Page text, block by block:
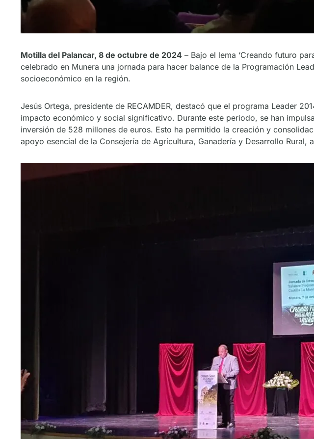
Motilla del Palancar, 8 de octubre de 2024 – Bajo el lema ‘Creando futuro
celebrado en Munera una jornada para hacer balance de la Programación
socioeconómico en la región.
Jesús Ortega, presidente de RECAMDER, destacó que el programa Leader
impacto económico y social significativo. Durante este periodo, se han
inversión de 528 millones de euros. Esto ha permitido la creación y
apoyo esencial de la Consejería de Agricultura, Ganadería y Desarrollo Rural,